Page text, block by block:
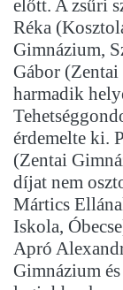
előtt. A zsűri
Réka
Gimnázium,
Gábor
harmadik
érdemelte ki.
(Zentai
díjat nem
Mártics
Iskola,
Apró
Gimnázium